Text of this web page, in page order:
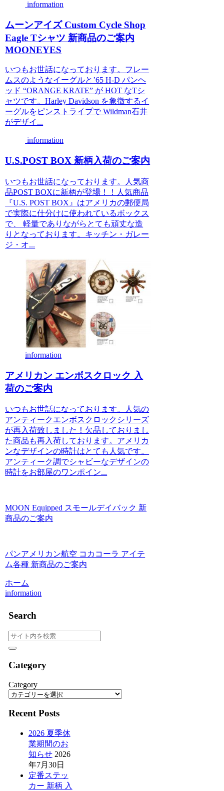
information
ムーンアイズ Custom Cycle Shop
Eagle Tシャツ 新商品のご案内
MOONEYES
いつもお世話になっております。フレー
ムスのようなイーグルと’65 H-D パンヘ
ッド “ORANGE KRATE” が HOT なTシ
ャツです。Harley Davidson を象徴するイ
ーグルをピンストライプで Wildman石井
がデザイ...
information
U.S.POST BOX 新柄入荷のご案内
いつもお世話になっております。人気商
品POST BOXに新柄が登場！！人気商品
『U.S. POST BOX』はアメリカの郵便局
で実際に仕分けに使われているボックス
で、 軽量でありながらとても頑丈な造
りとなっております。キッチン・ガレー
ジ・オ...
information
アメリカン エンボスクロック 入
荷のご案内
いつもお世話になっております。人気の
アンティークエンボスクロックシリーズ
が再入荷致しました！欠品しておりまし
た商品も再入荷しております。アメリカ
ンなデザインの時計はとても人気です。
アンティーク調でシャビーなデザインの
時計をお部屋のワンポイン...
MOON Equipped スモールデイバック 新
商品のご案内
パンアメリカン航空 コカコーラ アイテ
ム各種 新商品のご案内
ホーム
information
Search
Category
Category
Recent Posts
2026 夏季休
業期間のお
知らせ 2026
年7月30日
定番ステッ
カー 新柄 入